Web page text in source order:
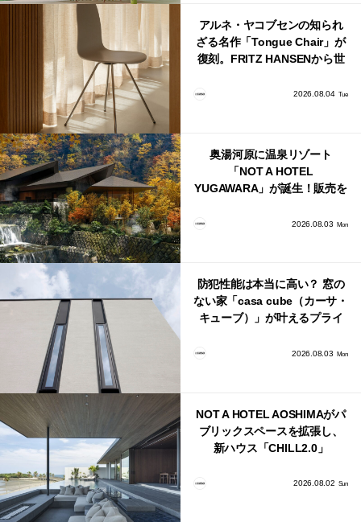
アルネ・ヤコブセンの知られ
ざる名作「Tongue Chair」が
復刻。FRITZ HANSENから世
2026.08.04 Tue
奥湯河原に温泉リゾート
「NOT A HOTEL
YUGAWARA」が誕生！販売を
2026.08.03 Mon
防犯性能は本当に高い？ 窓の
ない家「casa cube（カーサ・
キューブ）」が叶えるプライ
2026.08.03 Mon
NOT A HOTEL AOSHIMAがパ
ブリックスペースを拡張し、
新ハウス「CHILL2.0」
2026.08.02 Sun